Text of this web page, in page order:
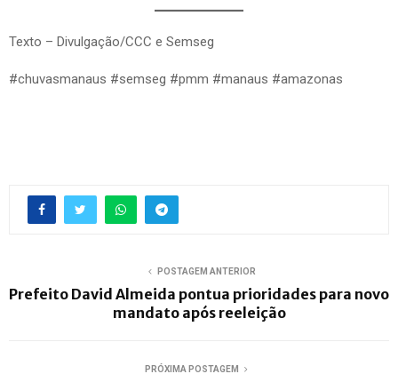
Texto – Divulgação/CCC e Semseg
#chuvasmanaus #semseg #pmm #manaus #amazonas
POSTAGEM ANTERIOR
Prefeito David Almeida pontua prioridades para novo
mandato após reeleição
PRÓXIMA POSTAGEM